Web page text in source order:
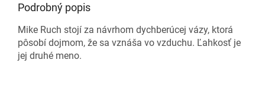
Podrobný popis
Mike Ruch stojí za návrhom dychberúcej vázy, ktorá
pôsobí dojmom, že sa vznáša vo vzduchu. Ľahkosť je
jej druhé meno.